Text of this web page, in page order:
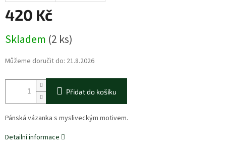
420 Kč
cena:
Skladem (2 ks)
Můžeme doručit do: 21.8.2026
Přidat do košíku
Pánská vázanka s mysliveckým motivem.
Detailní informace